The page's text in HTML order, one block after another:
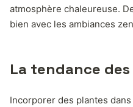
atmosphère chaleureuse.
bien avec les ambiances
La tendance
Incorporer des plantes